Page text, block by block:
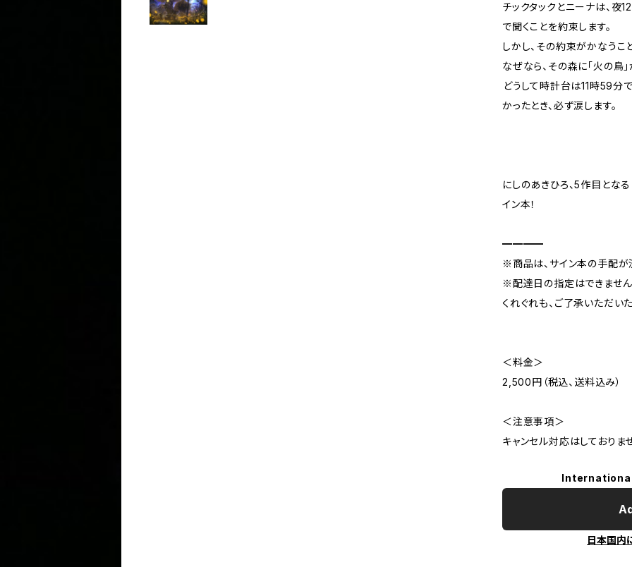
チックタックとニーナは、夜
で聞くことを約束します。
しかし、その約束がかなうこ
なぜなら、その森に「火の鳥
――どうして時計台は11時59
かったとき、必ず涙します。
にしのあきひろ、5作目とな
イン本！
━━━━
※商品は、サイン本の手配が
※配達日の指定はできません
くれぐれも、ご了承いただい
＜料金＞
2,500円（税込、送料込み）
＜注意事項＞
キャンセル対応はしておりま
日本国内